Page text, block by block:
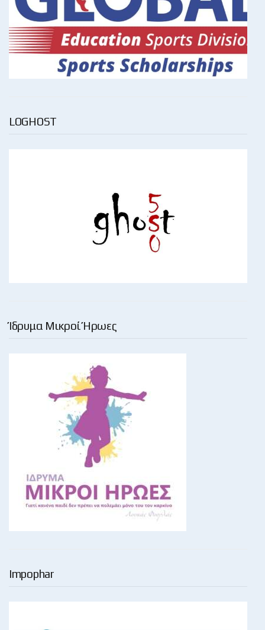
LOGHOST
Ίδρυμα Μικροί Ήρωες
Impophar